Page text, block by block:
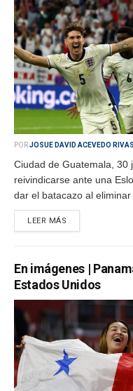
PORJOSUE DAVID ACEVEDO RIVAS
Ciudad de Guatemala, 30
reivindicarse ante una
dar el batacazo al eliminar
LEER MÁS
En imágenes |
Estados Unidos